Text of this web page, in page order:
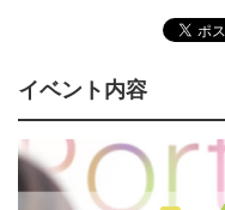
イベント内容